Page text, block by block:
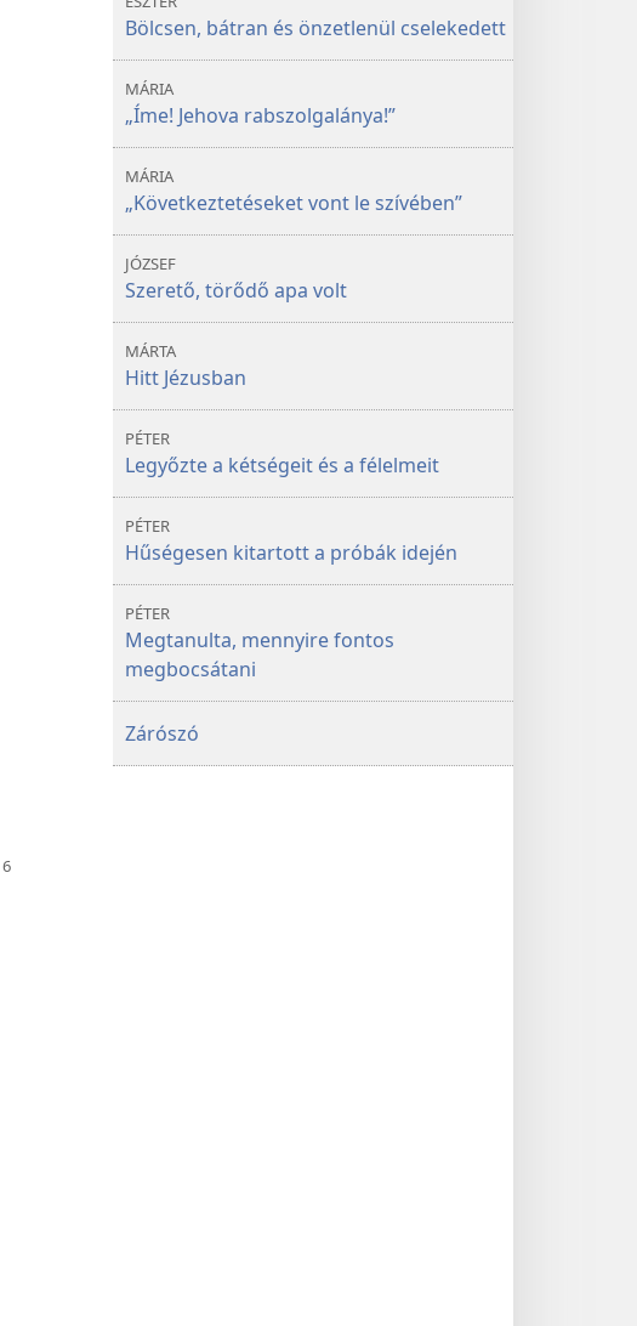
Bölcsen, bátran és önzetlenül cselekedett
MÁRIA
„Íme! Jehova rabszolgalánya!”
MÁRIA
„Következtetéseket vont le szívében”
JÓZSEF
Szerető, törődő apa volt
MÁRTA
Hitt Jézusban
PÉTER
Legyőzte a kétségeit és a félelmeit
PÉTER
Hűségesen kitartott a próbák idején
PÉTER
Megtanulta, mennyire fontos
megbocsátani
Zárószó